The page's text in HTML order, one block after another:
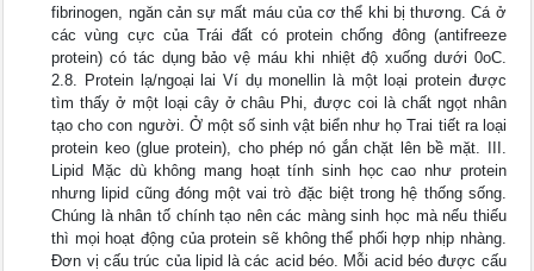
fibrinogen, ngăn cản sự mất máu của cơ thể khi bị thương. Cá ở
các vùng cực của Trái đất có protein chống đông (antifreeze
protein) có tác dụng bảo vệ máu khi nhiệt độ xuống dưới 0oC.
2.8. Protein lạ/ngoại lai Ví dụ monellin là một loại protein được
tìm thấy ở một loại cây ở châu Phi, được coi là chất ngọt nhân
tạo cho con người. Ở một số sinh vật biển như họ Trai tiết ra loại
protein keo (glue protein), cho phép nó gắn chặt lên bề mặt. III.
Lipid Mặc dù không mang hoạt tính sinh học cao như protein
nhưng lipid cũng đóng một vai trò đặc biệt trong hệ thống sống.
Chúng là nhân tố chính tạo nên các màng sinh học mà nếu thiếu
thì mọi hoạt động của protein sẽ không thể phối hợp nhịp nhàng.
Đơn vị cấu trúc của lipid là các acid béo. Mỗi acid béo được cấu